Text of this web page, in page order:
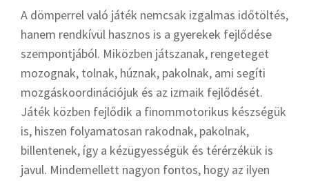
A dömperrel való játék nemcsak izgalmas időtöltés,
hanem rendkívül hasznos is a gyerekek fejlődése
szempontjából. Miközben játszanak, rengeteget
mozognak, tolnak, húznak, pakolnak, ami segíti
mozgáskoordinációjuk és az izmaik fejlődését.
Játék közben fejlődik a finommotorikus készségük
is, hiszen folyamatosan rakodnak, pakolnak,
billentenek, így a kézügyességük és térérzékük is
javul. Mindemellett nagyon fontos, hogy az ilyen